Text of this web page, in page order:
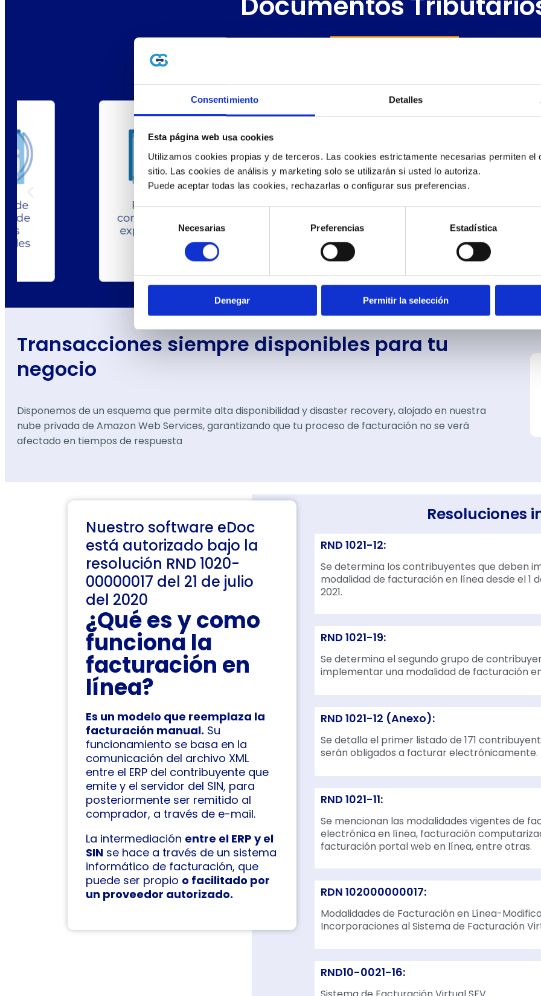
Consentimiento Detalles
Esta página web usa cookies
Utilizamos cookies propias y de terceros. Las cookies estrictamente necesarias permiten el
sitio. Las cookies de análisis y marketing solo se utilizarán si usted lo autoriza.
Puede aceptar todas las cookies, rechazarlas o configurar sus preferencias.
Selección
de
consentimiento
Necesarias Preferencias Estadística
Denegar Permitir la selección
Transacciones siempre disponibles para tu
negocio
Disponemos de un esquema que permite alta disponibilidad y disaster recovery, alojado en nuestra
nube privada de Amazon Web Services, garantizando que tu proceso de facturación no se verá
afectado en tiempos de respuesta
Nuestro software eDoc
está autorizado bajo la
resolución RND 1020-
00000017 del 21 de julio
del 2020
¿Qué es y como
funciona la
facturación en
línea?
Es un modelo que reemplaza la
facturación manual. Su
funcionamiento se basa en la
comunicación del archivo XML
entre el ERP del contribuyente que
emite y el servidor del SIN, para
posteriormente ser remitido al
comprador, a través de e-mail.
La intermediación entre el ERP y el
SIN se hace a través de un sistema
informático de facturación, que
puede ser propio o facilitado por
un proveedor autorizado.
Resoluciones
RND 1021-12:
Se determina los contribuyentes que deben
modalidad de facturación en línea desde el 1
2021.
RND 1021-19:
Se determina el segundo grupo de
implementar una modalidad de facturación
RND 1021-12 (Anexo):
Se detalla el primer listado de 171
serán obligados a facturar electrónicamente.
RND 1021-11:
Se mencionan las modalidades vigentes de
electrónica en línea, facturación
facturación portal web en línea, entre otras.
RDN 102000000017:
Modalidades de Facturación en Línea-
Incorporaciones al Sistema de Facturación
RND10-0021-16: